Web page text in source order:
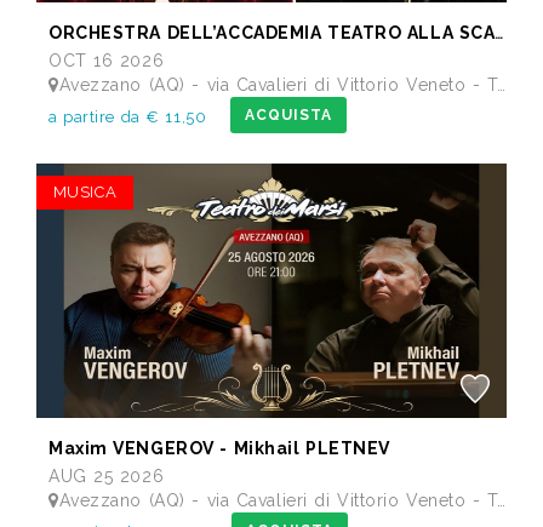
ORCHESTRA DELL’ACCADEMIA TEATRO ALLA SCALA di Milano
OCT 16 2026
Avezzano (AQ) - via Cavalieri di Vittorio Veneto - Teatro dei Marsi
a partire da € 11,50 ACQUISTA
MUSICA
Maxim VENGEROV - Mikhail PLETNEV
AUG 25 2026
Avezzano (AQ) - via Cavalieri di Vittorio Veneto - Teatro dei Marsi